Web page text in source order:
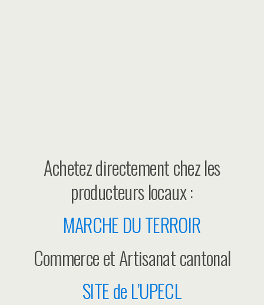
Achetez directement chez les
producteurs locaux :
MARCHE DU TERROIR
Commerce et Artisanat cantonal
SITE de L’UPECL